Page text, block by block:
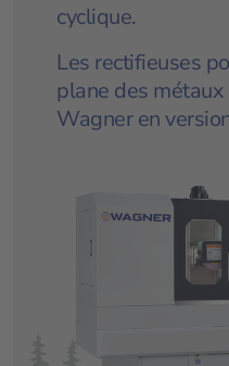
cyclique.
Les rectifieuses
plane des
Wagner en